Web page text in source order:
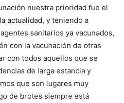
nuestra prioridad fue el
actualidad, y teniendo a
sanitarios ya vacunados,
con la vacunación de otras
con todos aquellos que se
de larga estancia y
que son lugares muy
de brotes siempre está